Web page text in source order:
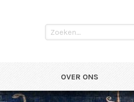
OVER ONS